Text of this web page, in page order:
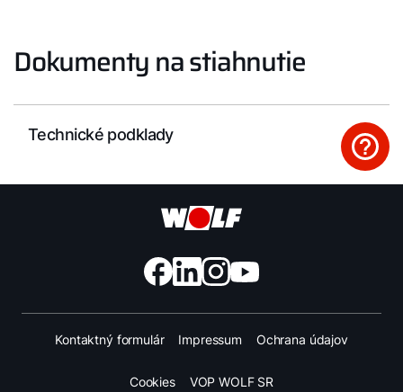
Dokumenty na stiahnutie
Technické podklady
Kontaktný formulár Impressum Ochrana údajov
Cookies VOP WOLF SR